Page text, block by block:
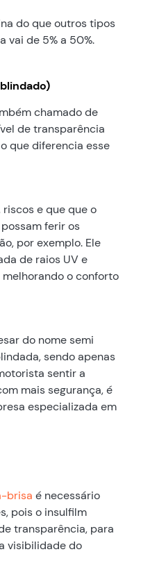
do que outros tipos
vai de 5% a 50%.
chamado de
de transparência
que diferencia esse
e que que o
ferir os
por exemplo. Ele
de raios UV e
o conforto
do nome semi
sendo apenas
sentir a
mais segurança, é
especializada em
brisa é necessário
pois o insulfilm
transparência, para
visibilidade do